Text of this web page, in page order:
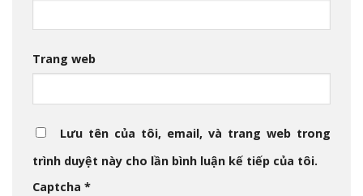
Trang web
Lưu tên của tôi, email, và trang web trong
trình duyệt này cho lần bình luận kế tiếp của tôi.
Captcha *